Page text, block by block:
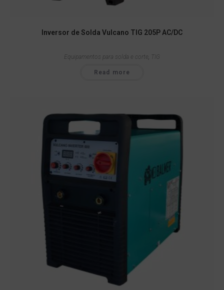
Inversor de Solda Vulcano TIG 205P AC/DC
Equipamentos para solda e corte, TIG
Read more